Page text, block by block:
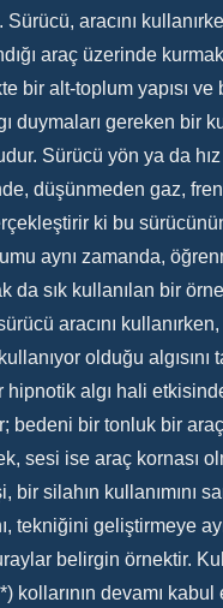
aracını
araç üzerinde
bir alt-toplum yapısı ve
duymaları gereken bir
Sürücü yön ya da hız
düşünmeden gaz,
ki bu
aynı zamanda,
da sık kullanılan bir
aracını
olduğu algısını
hipnotik algı hali
bedeni bir tonluk bir
sesi ise araç kornası
bir silahın kullanımını
tekniğini geliştirmeye
belirgin örnektir.
kollarının devamı kabul